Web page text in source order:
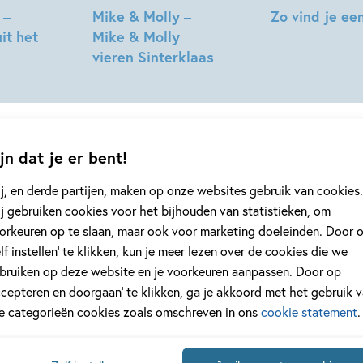
dat je er bent!
en derde partijen, maken op onze websites gebruik van cookies.
gebruiken cookies voor het bijhouden van statistieken, om
op te slaan, maar ook voor marketing doeleinden. Door
instellen’ te klikken, kun je meer lezen over de cookies die we
op deze website en je voorkeuren aanpassen. Door op
en doorgaan’ te klikken, ga je akkoord met het gebruik
categorieën cookies zoals omschreven in onscookie statement
het
Mike & Molly –
Mike & Molly
vieren Sinterklaas
Driessen
Zo vind je
enkel kinderboek of nieuwtje meer
je in voor onze nieuwsbrief
elke twee weken nieuws, kinderboekentips en inspiratie!